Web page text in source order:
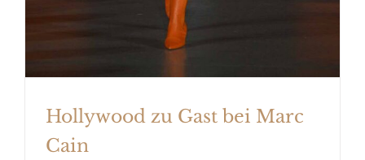
Hollywood zu Gast bei Marc
Cain